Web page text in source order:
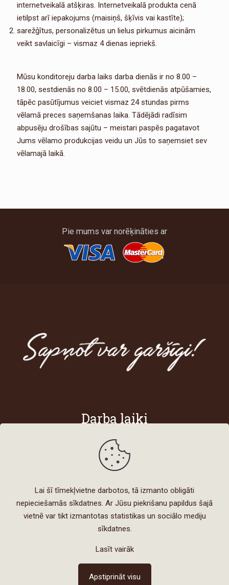
internetveikalā atšķiras. Internetveikalā produkta cenā
ietilpst arī iepakojums (maisiņš, šķīvis vai kastīte);
sarežģītus, personalizētus un lielus pirkumus aicinām
veikt savlaicīgi – vismaz 4 dienas iepriekš.
Mūsu konditoreju darba laiks darba dienās ir no 8.00 –
18.00, sestdienās no 8.00 – 15.00, svētdienās atpūšamies,
tāpēc pasūtījumus veiciet vismaz 24 stundas pirms
vēlamā preces saņemšanas laika. Tādējādi radīsim
abpusēju drošības sajūtu – meistari paspēs pagatavot
Jums vēlamo produkcijas veidu un Jūs to saņemsiet sev
vēlamajā laikā.
Pie mums var norēķināties ar
Darba laiki
Darba dienās
8:00 - 18:00
8:00 - 15:00
Izstrādātājs © 2021 |
Lai šī tīmekļvietne darbotos, tā izmanto obligāti
nepieciešamās sīkdatnes. Ar Jūsu piekrišanu papildus šajā
vietnē var tikt izmantotas statistikas un sociālo mediju
sīkdatnes.
Lasīt vairāk
Apstiprināt visu